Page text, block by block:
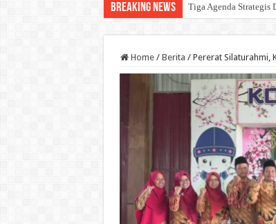
Breaking News Tiga Agenda Strategis
Home / Berita / Pererat Silaturahmi,